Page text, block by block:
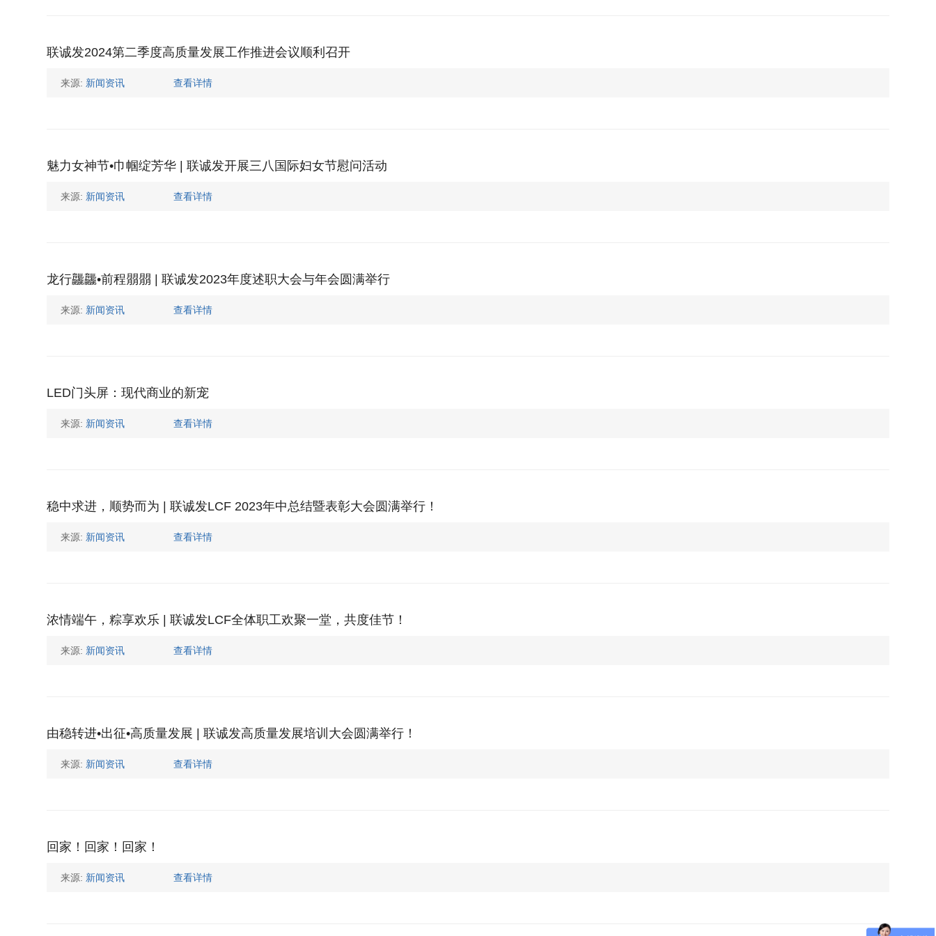
联诚发2024第二季度高质量发展工作推进会议顺利召开
来源: 新闻资讯 查看详情
魅力女神节•巾帼绽芳华 | 联诚发开展三八国际妇女节慰问活动
来源: 新闻资讯 查看详情
龙行龘龘•前程朤朤 | 联诚发2023年度述职大会与年会圆满举行
来源: 新闻资讯 查看详情
LED门头屏：现代商业的新宠
来源: 新闻资讯 查看详情
稳中求进，顺势而为 | 联诚发LCF 2023年中总结暨表彰大会圆满举行！
来源: 新闻资讯 查看详情
浓情端午，粽享欢乐 | 联诚发LCF全体职工欢聚一堂，共度佳节！
来源: 新闻资讯 查看详情
由稳转进•出征•高质量发展 | 联诚发高质量发展培训大会圆满举行！
来源: 新闻资讯 查看详情
回家！回家！回家！
来源: 新闻资讯 查看详情